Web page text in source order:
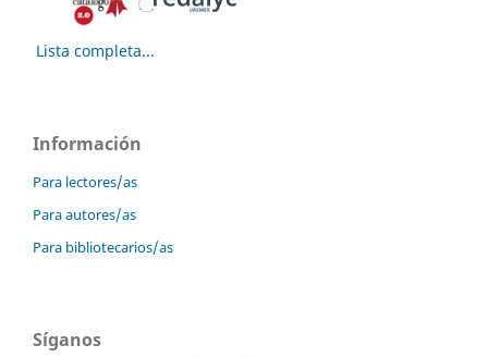
Lista completa...
Información
Para lectores/as
Para autores/as
Para bibliotecarios/as
Síganos